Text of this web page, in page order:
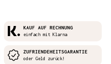
KAUF AUF RECHNUNG
einfach mit Klarna
ZUFRIENDEHEITSGARANTIE
oder Geld zurück!